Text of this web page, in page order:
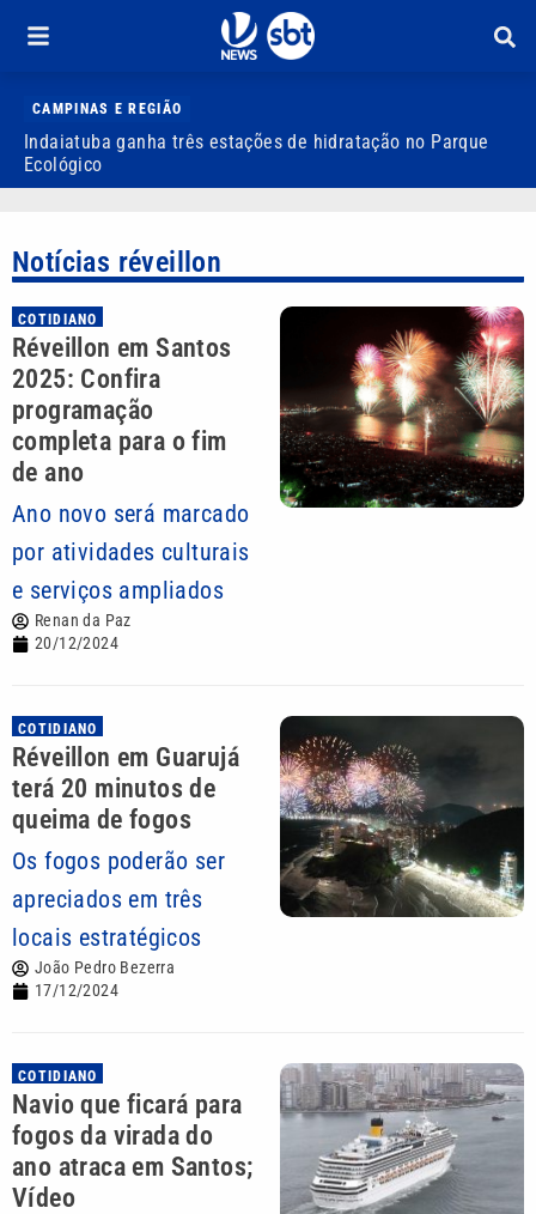
CAMPINAS E REGIÃO
Indaiatuba ganha três estações de hidratação no Parque
Ecológico
Notícias réveillon
COTIDIANO
Réveillon em Santos
2025: Confira
programação
completa para o fim
de ano
Ano novo será marcado
por atividades culturais
e serviços ampliados
Renan da Paz
20/12/2024
COTIDIANO
Réveillon em Guarujá
terá 20 minutos de
queima de fogos
Os fogos poderão ser
apreciados em três
locais estratégicos
João Pedro Bezerra
17/12/2024
COTIDIANO
Navio que ficará para
fogos da virada do
ano atraca em Santos;
Vídeo